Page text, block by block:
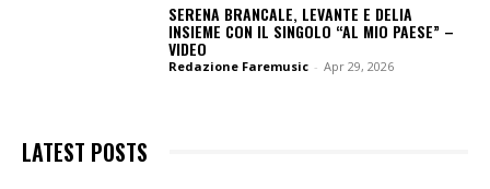
SERENA BRANCALE, LEVANTE E DELIA
INSIEME CON IL SINGOLO “AL MIO PAESE” –
VIDEO
Redazione Faremusic - Apr 29, 2026
LATEST POSTS